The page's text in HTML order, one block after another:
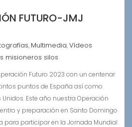
FUTURO-JMJ
, Multimedia,Vídeos
misioneros silos
Futuro 2023 con un centenar
puntos de España así como
Este año nuestra Operación
y preparación en Santo Domingo
para participar en la Jornada Mundial